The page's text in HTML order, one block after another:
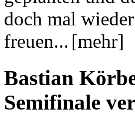
doch mal
freuen... [mehr]
Bastian
Semifinale